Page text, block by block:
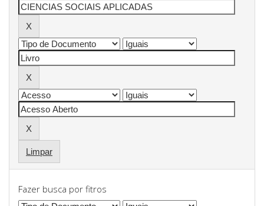
Limpar
Fazer busca por fitros